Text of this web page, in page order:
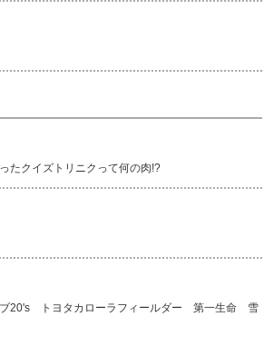
たクイズトリニクって何の肉!?
ブ20's トヨタカローラフィールダー 第一生命 雪